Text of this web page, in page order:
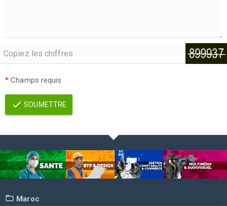
* Champs requis
SOUMETTRE
Maroc